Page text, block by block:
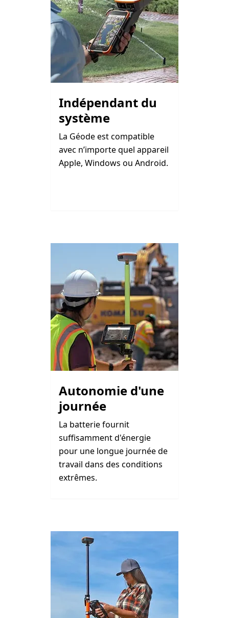
Indépendant du
système
La Géode est compatible
avec n’importe quel appareil
Apple, Windows ou Android.
Autonomie d'une
journée
La batterie fournit
suffisamment d'énergie
pour une longue journée de
travail dans des conditions
extrêmes.